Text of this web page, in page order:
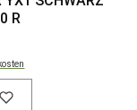
R